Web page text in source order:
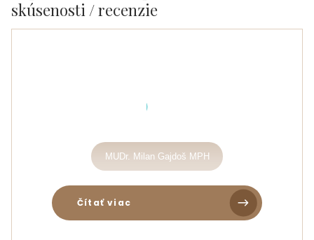
skúsenosti / recenzie
MUDr. Milan Gajdoš MPH
Čítať viac